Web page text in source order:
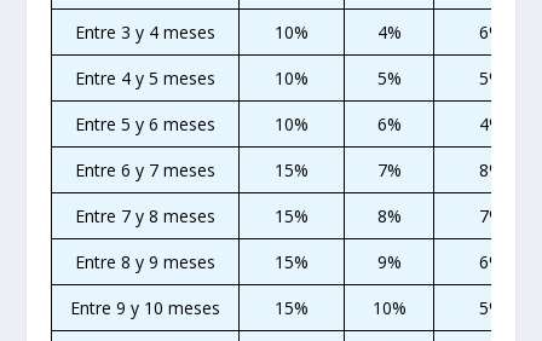
Entre 3 y 4 meses
10% 4%
6%
Entre 4 y 5 meses
10% 5%
5%
Entre 5 y 6 meses
10% 6%
4%
Entre 6 y 7 meses
15% 7%
8%
Entre 7 y 8 meses
15% 8%
7%
Entre 8 y 9 meses
15% 9%
6%
Entre 9 y 10 meses
15% 10%
5%